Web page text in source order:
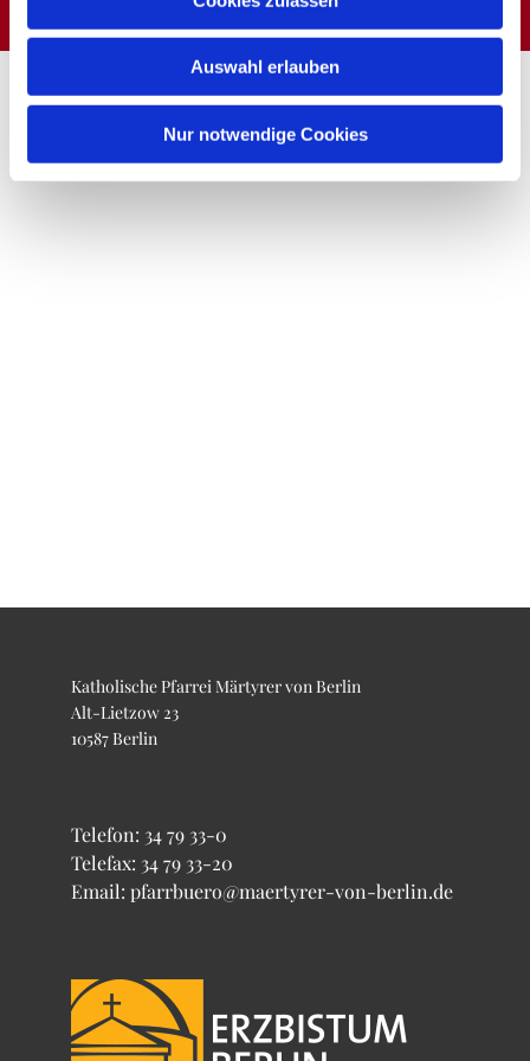
Auswahl erlauben
Nur notwendige Cookies
Katholische Pfarrei Märtyrer von Berlin
Alt-Lietzow 23
10587 Berlin
Telefon: 34 79 33-0
Telefax: 34 79 33-20
Email: pfarrbuero@maertyrer-von-berlin.de